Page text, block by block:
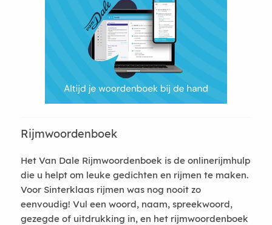
Rijmwoordenboek
Het Van Dale Rijmwoordenboek is de onlinerijmhulp
die u helpt om leuke gedichten en rijmen te maken.
Voor Sinterklaas rijmen was nog nooit zo
eenvoudig! Vul een woord, naam, spreekwoord,
gezegde of uitdrukking in, en het rijmwoordenboek